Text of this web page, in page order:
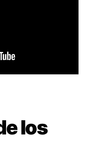
los